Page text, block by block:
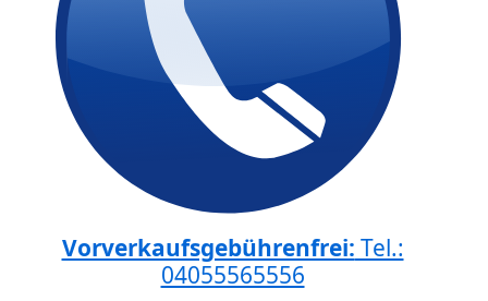
Vorverkaufsgebührenfrei: Tel.:
04055565556